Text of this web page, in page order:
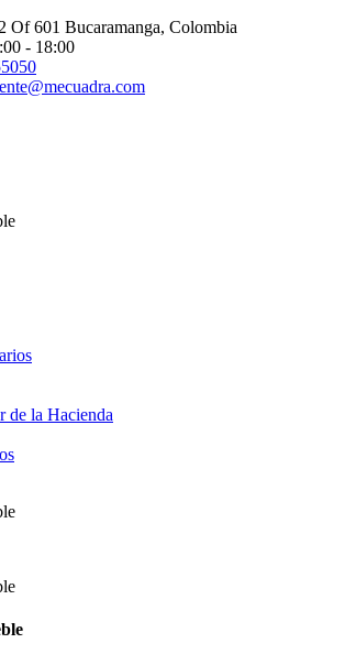
Of 601 Bucaramanga, Colombia
- 18:00
de la Hacienda